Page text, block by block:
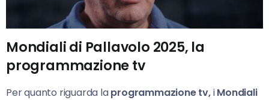
Mondiali di Pallavolo 2025, la
programmazionetv
Per quanto riguarda laprogrammazione tv,iMondiali